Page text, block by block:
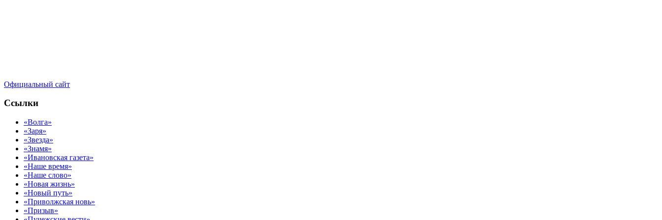
Официальный сайт
Ссылки
«Волга»
«Заря»
«Звезда»
«Знамя»
«Ивановская газета»
«Наше время»
«Наше слово»
«Новая жизнь»
«Новый путь»
«Приволжская новь»
«Призыв»